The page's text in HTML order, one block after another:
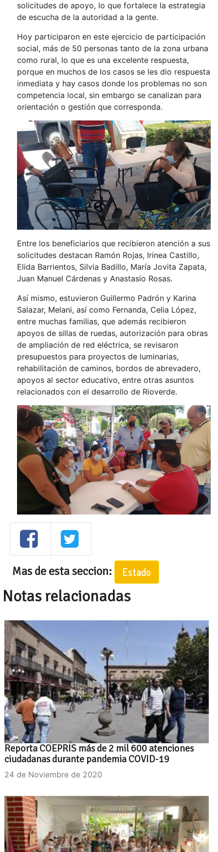
solicitudes de apoyo, lo que fortalece la estrategia
de escucha de la autoridad a la gente.
Hoy participaron en este ejercicio de participación
social, más de 50 personas tanto de la zona urbana
como rural, lo que es una excelente respuesta,
porque en muchos de los casos se les dio respuesta
inmediata y hay casos donde los problemas no son
competencia local, sin embargo se canalizan para
orientación o gestión que corresponda.
Entre los beneficiarios que recibieron atención a sus
solicitudes destacan Ramón Rojas, Irinea Castillo,
Elida Barrientos, Silvia Badillo, María Jovita Zapata,
Juan Manuel Cárdenas y Anastasio Rosas.
Así mismo, estuvieron Guillermo Padrón y Karina
Salazar, Melani, así como Fernanda, Celia López,
entre muchas familias, que además recibieron
apoyos de sillas de ruedas, autorización para obras
de ampliación de red eléctrica, se revisaron
presupuestos para proyectos de luminarias,
rehabilitación de caminos, bordos de abrevadero,
apoyos al sector educativo, entre otras asuntos
relacionados con el desarrollo de Rioverde.
Mas de esta seccion: Estado
Notas relacionadas
Reporta COEPRIS más de 2 mil 600 atenciones
ciudadanas durante pandemia COVID-19
24 de Noviembre de 2020